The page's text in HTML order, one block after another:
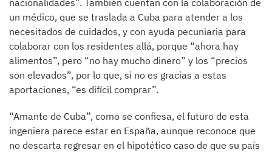
nacionalidades”. También cuentan con la colaboración de
un médico, que se traslada a Cuba para atender a los
necesitados de cuidados, y con ayuda pecuniaria para
colaborar con los residentes allá, porque “ahora hay
alimentos”, pero “no hay mucho dinero” y los “precios
son elevados”, por lo que, si no es gracias a estas
aportaciones, “es difícil comprar”.
“Amante de Cuba”, como se confiesa, el futuro de esta
ingeniera parece estar en España, aunque reconoce que
no descarta regresar en el hipotético caso de que su país